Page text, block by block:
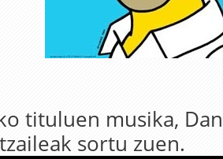
tituluen musika,
sortu zuen.